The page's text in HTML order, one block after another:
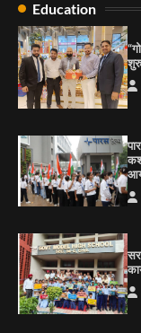
Education